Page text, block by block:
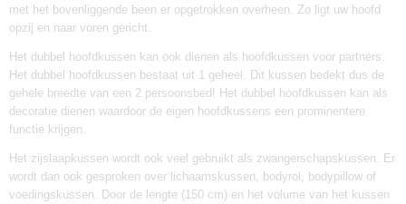
met het bovenliggende been er opgetrokken overheen. Zo ligt uw hoofd
opzij en naar voren gericht.
Het dubbel hoofdkussen kan ook dienen als hoofdkussen voor partners.
Het dubbel hoofdkussen bestaat uit 1 geheel. Dit kussen bedekt dus de
gehele breedte van een 2 persoonsbed! Het dubbel hoofdkussen kan als
decoratie dienen waardoor de eigen hoofdkussens een prominentere
functie krijgen.
Het zijslaapkussen wordt ook veel gebruikt als zwangerschapskussen. Er
wordt dan ook gesproken over lichaamskussen, bodyrol, bodypillow of
voedingskussen. Door de lengte (150 cm) en het volume van het kussen